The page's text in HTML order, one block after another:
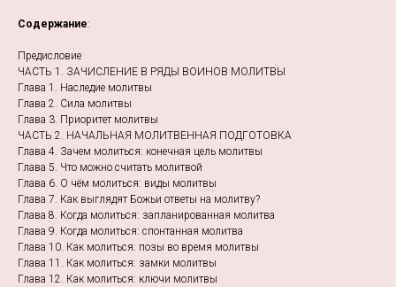
Содержание:
Предисловие
ЧАСТЬ 1. ЗАЧИСЛЕНИЕ В РЯДЫ ВОИНОВ МОЛИТВЫ
Глава 1. Наследие молитвы
Глава 2. Сила молитвы
Глава 3. Приоритет молитвы
ЧАСТЬ 2. НАЧАЛЬНАЯ МОЛИТВЕННАЯ ПОДГОТОВКА
Глава 4. Зачем молиться: конечная цель молитвы
Глава 5. Что можно считать молитвой
Глава 6. О чём молиться: виды молитвы
Глава 7. Как выглядят Божьи ответы на молитву?
Глава 8. Когда молиться: запланированная молитва
Глава 9. Когда молиться: спонтанная молитва
Глава 10. Как молиться: позы во время молитвы
Глава 11. Как молиться: замки молитвы
Глава 12. Как молиться: ключи молитвы